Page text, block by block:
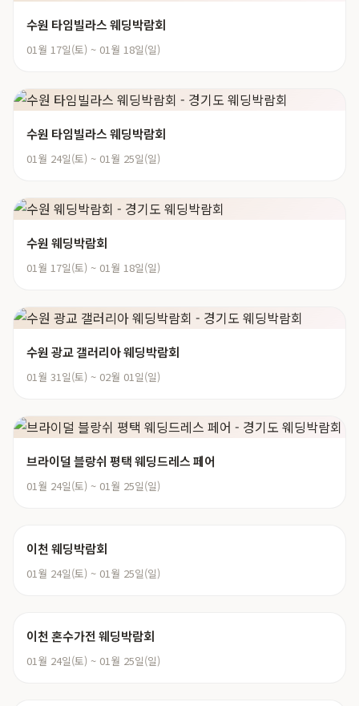
수원 타임빌라스 웨딩박람회
01월 17일(토) ~ 01월 18일(일)
수원 타임빌라스 웨딩박람회
01월 24일(토) ~ 01월 25일(일)
수원 웨딩박람회
01월 17일(토) ~ 01월 18일(일)
수원 광교 갤러리아 웨딩박람회
01월 31일(토) ~ 02월 01일(일)
브라이덜 블랑쉬 평택 웨딩드레스 페어
01월 24일(토) ~ 01월 25일(일)
이천 웨딩박람회
01월 24일(토) ~ 01월 25일(일)
이천 혼수가전 웨딩박람회
01월 24일(토) ~ 01월 25일(일)